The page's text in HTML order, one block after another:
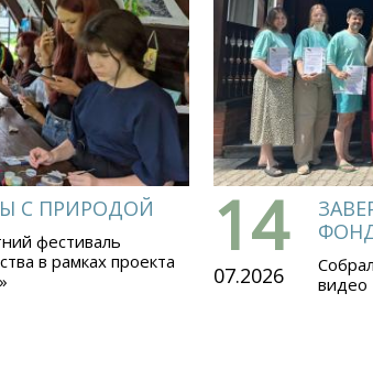
С ПРИРОДОЙ
фестиваль
в рамках проекта
14
07.2026
видео